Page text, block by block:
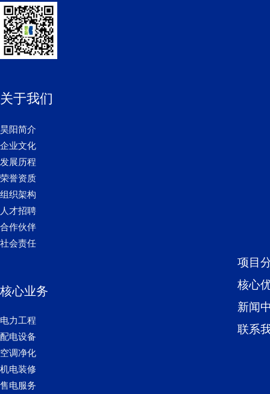
关于我们
昊阳简介
企业文化
发展历程
荣誉资质
组织架构
人才招聘
合作伙伴
社会责任
核心业务
电力工程
配电设备
空调净化
机电装修
售电服务
项目
核心
新闻
联系